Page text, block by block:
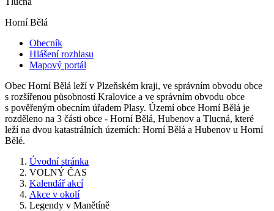
Horní Bělá
Obecník
Hlášení rozhlasu
Mapový portál
Obec Horní Bělá leží v Plzeňském kraji, ve správním obvodu obce
s rozšířenou působností Kralovice a ve správním obvodu obce
s pověřeným obecním úřadem Plasy. Území obce Horní Bělá je
rozděleno na 3 části obce - Horní Bělá, Hubenov a Tlucná, které
leží na dvou katastrálních územích: Horní Bělá a Hubenov u Horní
Bělé.
Úvodní stránka
VOLNÝ ČAS
Kalendář akcí
Akce v okolí
Legendy v Manětíně